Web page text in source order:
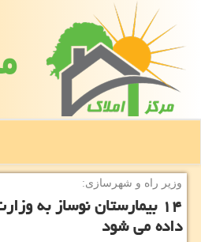
وزیر راه و شهرسازی:
۱۴ بیمارستان نوساز به
داده می شود